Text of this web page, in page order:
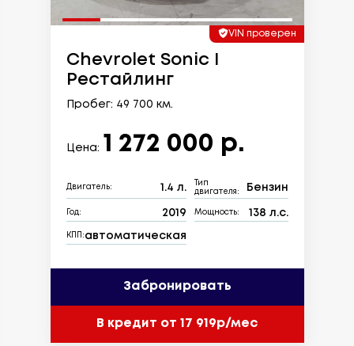
VIN проверен
Chevrolet Sonic I
Рестайлинг
Пробег: 49 700 км.
Цена: 1 272 000 р.
Двигатель: 1.4 л.
Тип
двигателя:
Бензин
Год: 2019 Мощность: 138 л.с.
КПП: автоматическая
Забронировать
В кредит от 17 919р/мес